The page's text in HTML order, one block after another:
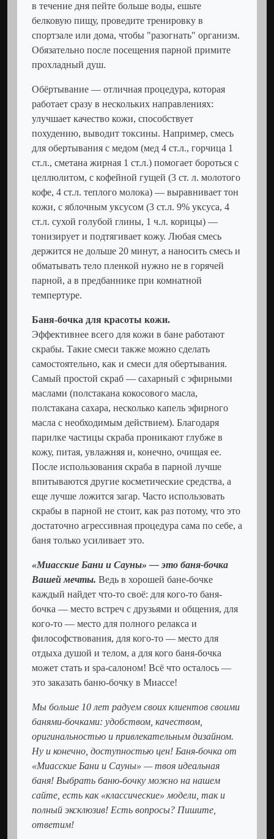
в течение дня пейте больше воды, ешьте
белковую пищу, проведите тренировку в
спортзале или дома, чтобы "разогнать" организм.
Обязательно после посещения парной примите
прохладный душ.
Обёртывание — отличная процедура, которая
работает сразу в нескольких направлениях:
улучшает качество кожи, способствует
похудению, выводит токсины. Например, смесь
для обертывания с медом (мед 4 ст.л., горчица 1
ст.л., сметана жирная 1 ст.л.) помогает бороться с
целлюлитом, с кофейной гущей (3 ст. л. молотого
кофе, 4 ст.л. теплого молока) — выравнивает тон
кожи, с яблочным уксусом (3 ст.л. 9% уксуса, 4
ст.л. сухой голубой глины, 1 ч.л. корицы) —
тонизирует и подтягивает кожу. Любая смесь
держится не дольше 20 минут, а наносить смесь и
обматывать тело пленкой нужно не в горячей
парной, а в предбаннике при комнатной
темпертуре.
Баня-бочка для красоты кожи.
Эффективнее всего для кожи в бане работают
скрабы. Такие смеси также можно сделать
самостоятельно, как и смеси для обертывания.
Самый простой скраб — сахарный с эфирными
маслами (полстакана кокосового масла,
полстакана сахара, несколько капель эфирного
масла с необходимым действием). Благодаря
парилке частицы скраба проникают глубже в
кожу, питая, увлажняя и, конечно, очищая ее.
После использования скраба в парной лучше
впитываются другие косметические средства, а
еще лучше ложится загар. Часто использовать
скрабы в парной не стоит, как раз потому, что это
достаточно агрессивная процедура сама по себе, а
баня только усиливает это.
«Миасские Бани и Сауны» — это баня-бочка
Вашей мечты. Ведь в хорошей бане-бочке
каждый найдет что-то своё: для кого-то баня-
бочка — место встреч с друзьями и общения, для
кого-то — место для полного релакса и
философствования, для кого-то — место для
отдыха душой и телом, а для кого баня-бочка
может стать и spa-салоном! Всё что осталось —
это заказать баню-бочку в Миассе!
Мы больше 10 лет радуем своих клиентов своими
банями-бочками: удобством, качеством,
оригинальностью и привлекательным дизайном.
Ну и конечно, доступностью цен! Баня-бочка от
«Миасские Бани и Сауны» — твоя идеальная
баня! Выбрать баню-бочку можно на нашем
сайте, есть как «классические» модели, так и
полный эксклюзив! Есть вопросы? Пишите,
ответим!